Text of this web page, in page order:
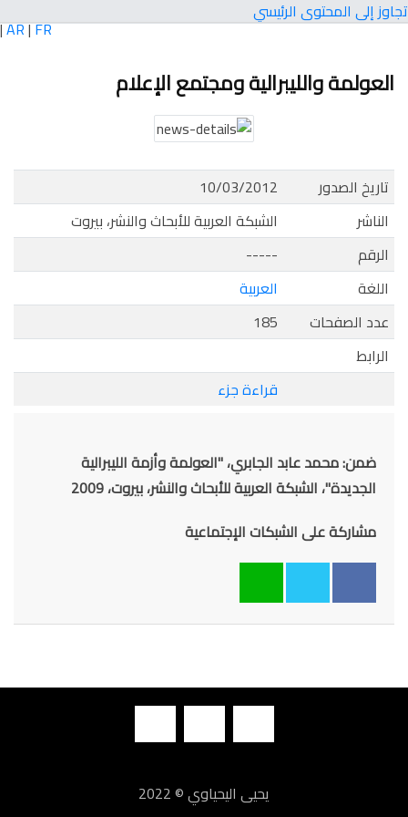
تجاوز إلى المحتوى الرئيسي
AR|FR
|
العولمة والليبرالية ومجتمع الإعلام
تاريخ الصدور
10/03/2012
الناشر
الشبكة العربية للأبحاث والنشر، بيروت
الرقم
-----
اللغة
العربية
عدد الصفحات
185
الرابط
قراءة جزء
ضمن: محمد عابد الجابري، "العولمة وأزمة الليبرالية
الجديدة"، الشبكة العربية للأبحاث والنشر، بيروت، 2009
مشاركة على الشبكات الإجتماعية
يحيى اليحياوي © 2022